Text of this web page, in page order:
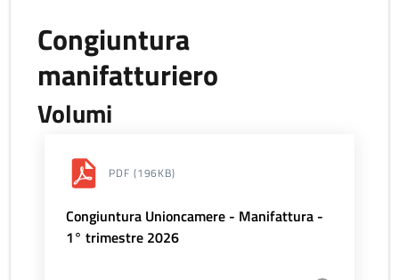
Congiuntura
manifatturiero
Volumi
PDF (196KB)
Congiuntura Unioncamere - Manifattura -
1° trimestre 2026